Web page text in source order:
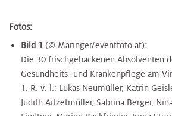
Fotos:
Bild 1 (© Maringer/eventfoto.at):
Die 30 frischgebackenen Absolventen
Gesundheits- und Krankenpflege am
1. R. v. l.: Lukas Neumüller, Katrin
Judith Aitzetmüller, Sabrina Berger,